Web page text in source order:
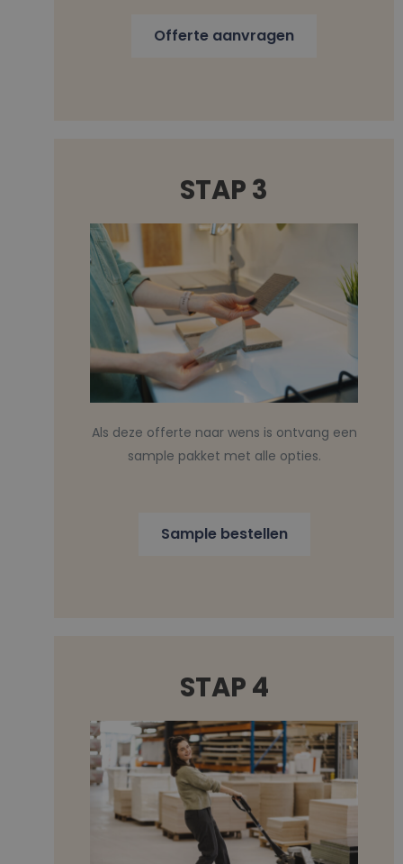
Offerte aanvragen
STAP 3
Als deze offerte naar wens is ontvang een
sample pakket met alle opties.
Sample bestellen
STAP 4